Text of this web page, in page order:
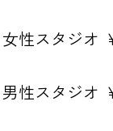
女性スタジオ
男性スタジオ